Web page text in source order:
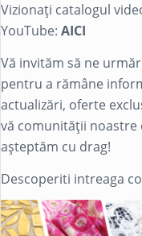
Vizionați catalogul
YouTube: AICI
Vă invităm să ne
pentru a rămâne
actualizări, oferte
vă comunității noastre
așteptăm cu drag!
Descoperiti intreaga